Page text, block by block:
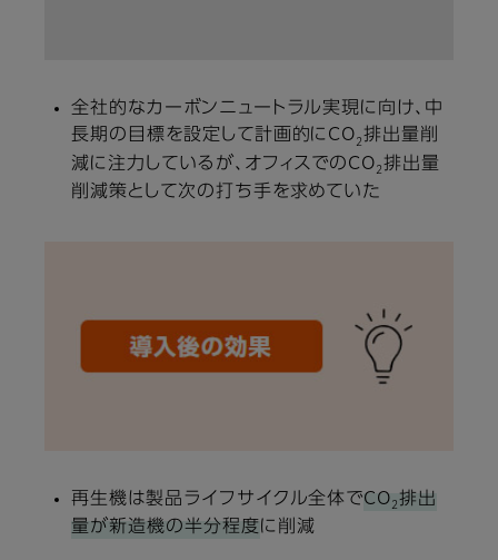
全社的なカーボンニュートラル実現に向け、中
長期の目標を設定して計画的にCO 2 排出量削
減に注力しているが、オフィスでのCO 2 排出量
削減策として次の打ち手を求めていた
再生機は製品ライフサイクル全体でCO 2 排出
量が新造機の半分程度に削減